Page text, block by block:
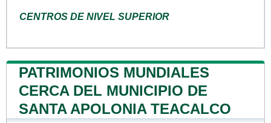
CENTROS DE NIVEL SUPERIOR
PATRIMONIOS MUNDIALES
CERCA DEL MUNICIPIO DE
SANTA APOLONIA TEACALCO